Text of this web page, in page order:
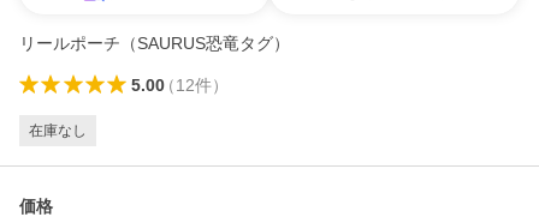
リールポーチ（SAURUS恐竜タグ）
5.00（12件）
在庫なし
価格